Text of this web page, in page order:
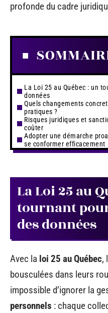
profonde du cadre
La Loi 25 au Québec : un
données
Quels changements
pratiques ?
Risques juridiques et
coûter
Adopter une démarche
se conformer efficacement
La Loi 25 au
tournant
des données
Avec la loi 25 au Québec,
bousculées dans leurs
impossible d’ignorer la
personnels : chaque